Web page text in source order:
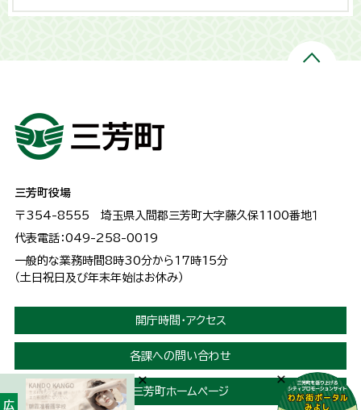
三芳町役場
〒354-8555 埼玉県入間郡三芳町大字藤久保1100番地１
代表電話：049-258-0019
一般的な業務時間8時30分から17時15分
（土日祝日及び年末年始はお休み）
開庁時間・アクセス
各課への問い合わせ
三芳町ホームページ